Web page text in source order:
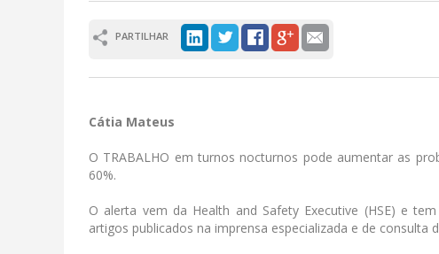
PARTILHAR
Cátia Mateus
O TRABALHO em turnos nocturnos pode aumentar as
60%.
O alerta vem da Health and Safety Executive (HSE) e
artigos publicados na imprensa especializada e de consulta